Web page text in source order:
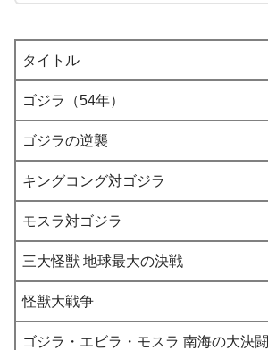
タイトル
ゴジラ（54年）
ゴジラの逆襲
キングコング対ゴジラ
モスラ対ゴジラ
三大怪獣 地球最大の決戦
怪獣大戦争
ゴジラ・エビラ・モスラ 南海の大決闘